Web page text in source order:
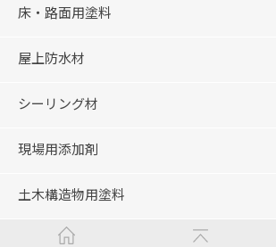
床・路面用塗料
屋上防水材
シーリング材
現場用添加剤
土木構造物用塗料